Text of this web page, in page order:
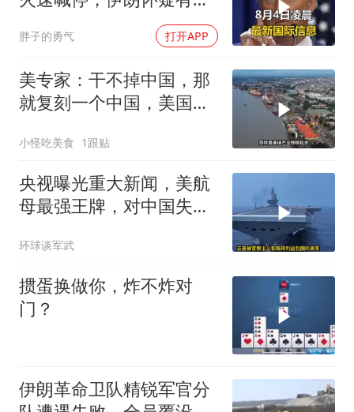
诈，美国发撤侨警告
胖子的勇气 打开APP
美专家：干不掉中国，那
就复刻一个中国，美国看
小怪吃美食 1跟贴
央视曝光重大新闻，美航
母最强王牌，对中国失
环球谈军武
掼蛋换做你，炸不炸对
门？
伊朗革命卫队精锐军官分